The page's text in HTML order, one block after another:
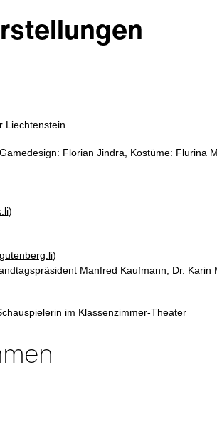
Liechtenstein
Florian Jindra, Kostüme: Flurina
)
)
Manfred Kaufmann, Dr. Karin
im Klassenzimmer-Theater